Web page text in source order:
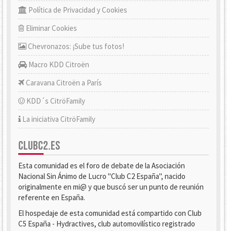
Política de Privacidad y Cookies
Eliminar Cookies
Chevronazos: ¡Sube tus fotos!
Macro KDD Citroën
Caravana Citroën a París
KDD´s CitröFamily
La iniciativa CitröFamily
CLUBC2.ES
Esta comunidad es el foro de debate de la Asociación
Nacional Sin Ánimo de Lucro "Club C2 España", nacido
originalmente en mi@ y que buscó ser un punto de reunión
referente en España.
El hospedaje de esta comunidad está compartido con Club
C5 España - Hydractives, club automovilístico registrado